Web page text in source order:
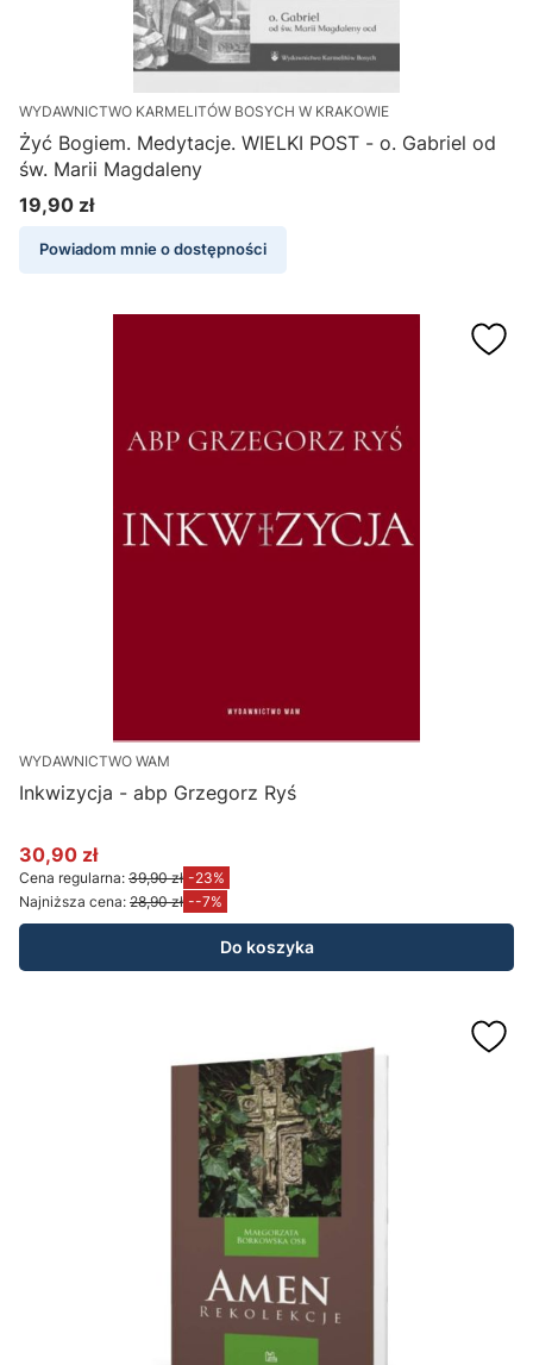
WYDAWNICTWO KARMELITÓW BOSYCH W KRAKOWIE
Żyć Bogiem. Medytacje. WIELKI POST - o. Gabriel od
św. Marii Magdaleny
Cena
19,90 zł
Powiadom mnie o dostępności
WYDAWNICTWO WAM
Inkwizycja - abp Grzegorz Ryś
Cena promocyjna
30,90 zł
Cena regularna: 39,90 zł -23%
Najniższa cena: 28,90 zł --7%
Do koszyka